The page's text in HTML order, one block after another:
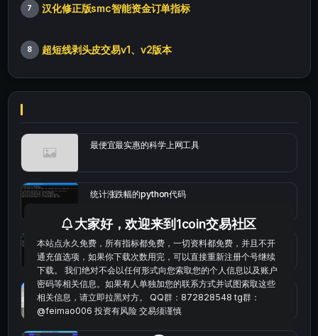
7 汉化修正版smc智能资金订单指标
8 超短线剥头皮交易v1、v2版本
最便宜最实惠的科学上网工具
统计涨跌幅的python代码
okx的短线量化的免费版本
bybit安卓端
大家好，欢迎来到1coin交易社区
本站点永久免费，所有指标都免费，一切资料都免费，并且不开
通充值选项，如果你下载次数用完，可以直接重新注册个号继续
下载。 我们绝对不会以任何形式向您索取您的个人信息以及账户
密码等相关信息。如果有人单独加您的联系方式并试图索取这些
相关信息，请立即拉黑对方。 QQ群：872828548 tg群：
@feimao006 投资有风险 交易须谨慎